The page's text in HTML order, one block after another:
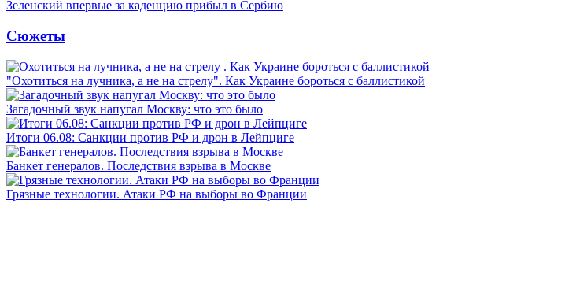
Зеленский впервые за каденцию прибыл в Сербию
Сюжеты
"Охотиться на лучника, а не на стрелу". Как Украине бороться с баллистикой
Загадочный звук напугал Москву: что это было
Итоги 06.08: Санкции против РФ и дрон в Лейпциге
Банкет генералов. Последствия взрыва в Москве
Грязные технологии. Атаки РФ на выборы во Франции